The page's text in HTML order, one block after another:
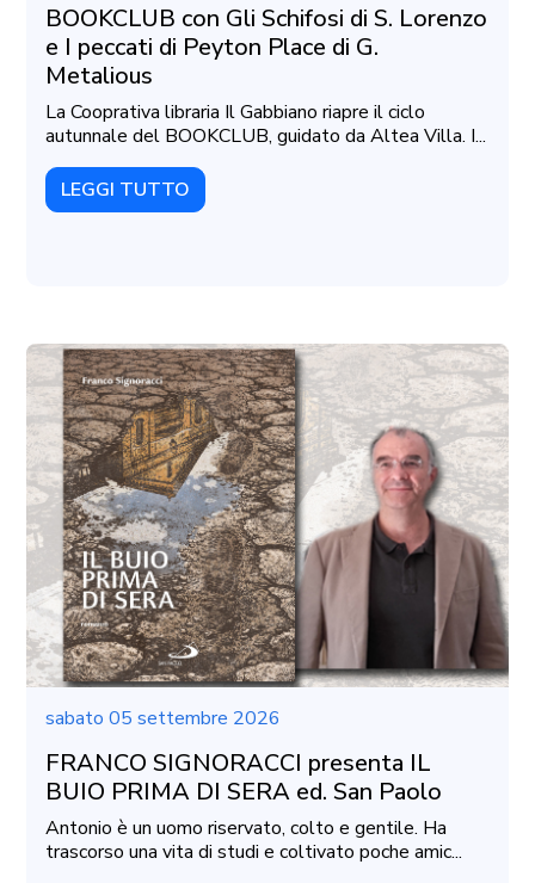
BOOKCLUB con Gli Schifosi di S. Lorenzo
e I peccati di Peyton Place di G.
Metalious
La Cooprativa libraria Il Gabbiano riapre il ciclo
autunnale del BOOKCLUB, guidato da Altea Villa. I...
LEGGI TUTTO
sabato 05 settembre 2026
FRANCO SIGNORACCI presenta IL
BUIO PRIMA DI SERA ed. San Paolo
Antonio è un uomo riservato, colto e gentile. Ha
trascorso una vita di studi e coltivato poche amic...